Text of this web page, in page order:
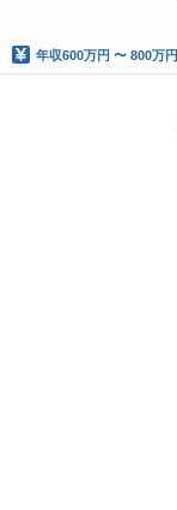
年収600万円 〜 800万円